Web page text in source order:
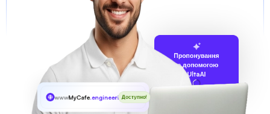
Пропонування
за допомогою
UltaAI
wwwMyCafe.engineeringДоступно!